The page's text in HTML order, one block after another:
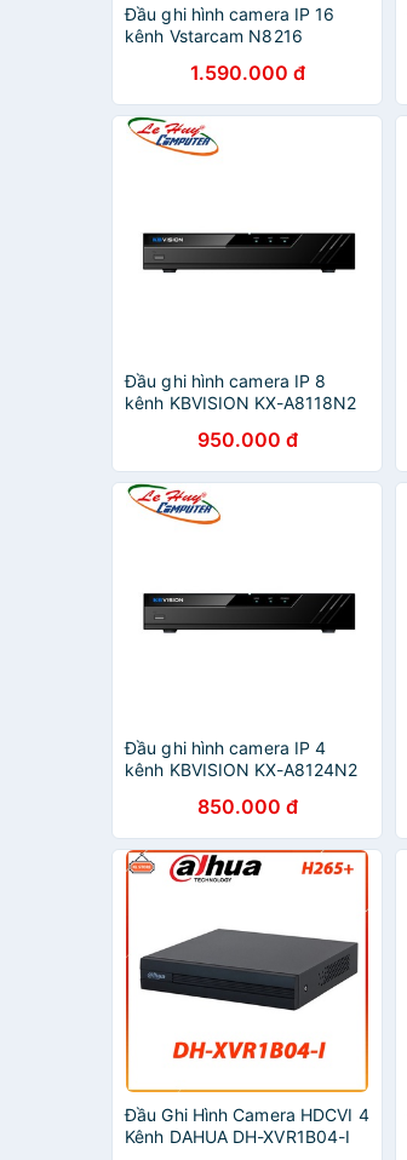
Đầu ghi hình camera IP 16
kênh Vstarcam N8216
1.590.000 đ
Đầu ghi hình camera IP 8
kênh KBVISION KX-A8118N2
950.000 đ
Đầu ghi hình camera IP 4
kênh KBVISION KX-A8124N2
850.000 đ
Đầu Ghi Hình Camera HDCVI 4
Kênh DAHUA DH-XVR1B04-I